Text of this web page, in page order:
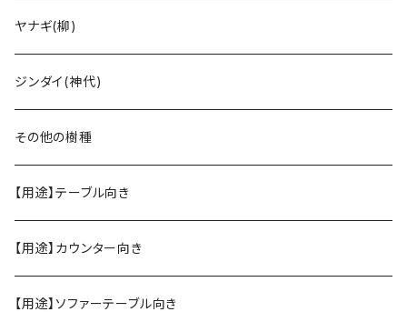
ヤナギ(柳)
ジンダイ(神代)
その他の樹種
【用途】テーブル向き
【用途】カウンター向き
【用途】ソファーテーブル向き